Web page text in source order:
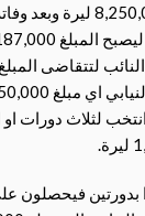
لتتقاضى
لثلاث دورات او